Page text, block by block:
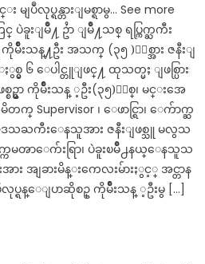
ျပဳလုပ္ရန္တားျမစ္ရာမွ… See more
ပဲခူးျမိဳ႔ ဥႆာ ျမိဳ႔သစ္ ရပ္ကြက္ႀကီး
းသန္႔ဦး အသက္ (၃၅ )ႏွစ္အား ဇနီးျ
ေပါင္တူျဖင္႔ ထုသတ္မႈ ျဖစ္ပြား
မွာ ကိုမ်ိဳးသန္ ့ဦး(၃၅)ႏွစ္၊ မင္းအေ
Supervisor ၊ ေဖာင္ရြာ၊ ေက်ာက္ဆ
သႀကီးေနသူအား ဇနီးျဖစ္သူ မလွသ
ၻာေက်းရြာ၊ ပဲခူးၿမိဳ႕နယ္ေနသူသ
ား အျခားမိန္းကေလးမ်ားႏွင့္ အင္တာန
ရန္ေျပာဆိုစဥ္ ကိုမ်ိဳးသန္ ့ဦးမွ […]